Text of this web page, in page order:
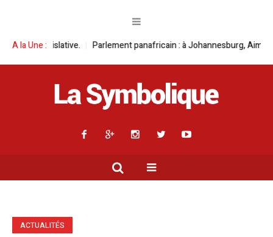
A la Une :
Parlement panafricain : à Johannesburg, Aimé Boji Sangara multiplie
ACTUALITÉS